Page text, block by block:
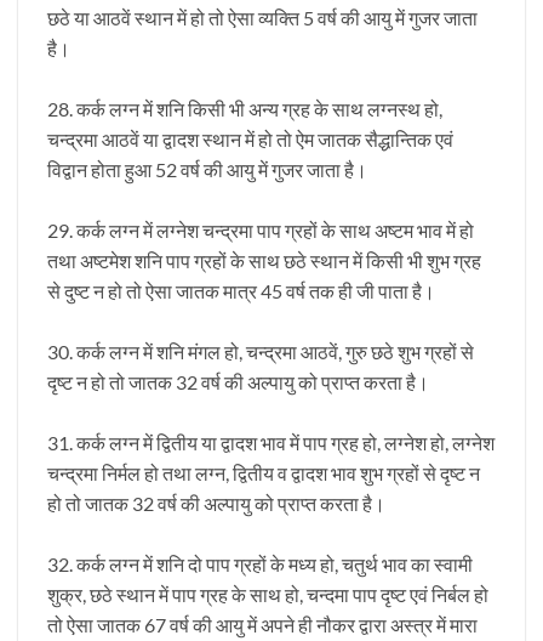
छठे या आठवें स्थान में हो तो ऐसा व्यक्ति 5 वर्ष की आयु में गुजर जाता
है।
28. कर्क लग्न में शनि किसी भी अन्य ग्रह के साथ लग्नस्थ हो,
चन्द्रमा आठवें या द्वादश स्थान में हो तो ऐम जातक सैद्धान्तिक एवं
विद्वान होता हुआ 52 वर्ष की आयु में गुजर जाता है।
29. कर्क लग्न में लग्नेश चन्द्रमा पाप ग्रहों के साथ अष्टम भाव में हो
तथा अष्टमेश शनि पाप ग्रहों के साथ छठे स्थान में किसी भी शुभ ग्रह
से दुष्ट न हो तो ऐसा जातक मात्र 45 वर्ष तक ही जी पाता है।
30. कर्क लग्न में शनि मंगल हो, चन्द्रमा आठवें, गुरु छठे शुभ ग्रहों से
दृष्ट न हो तो जातक 32 वर्ष की अल्पायु को प्राप्त करता है।
31. कर्क लग्न में द्वितीय या द्वादश भाव में पाप ग्रह हो, लग्नेश हो, लग्नेश
चन्द्रमा निर्मल हो तथा लग्न, द्वितीय व द्वादश भाव शुभ ग्रहों से दृष्ट न
हो तो जातक 32 वर्ष की अल्पायु को प्राप्त करता है।
32. कर्क लग्न में शनि दो पाप ग्रहों के मध्य हो, चतुर्थ भाव का स्वामी
शुक्र, छठे स्थान में पाप ग्रह के साथ हो, चन्दमा पाप दृष्ट एवं निर्बल हो
तो ऐसा जातक 67 वर्ष की आयु में अपने ही नौकर द्वारा अस्त्र में मारा